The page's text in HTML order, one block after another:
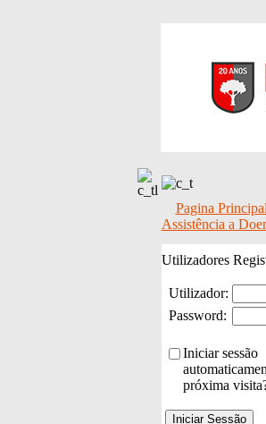
Pagina Principal
Assistência a
Utilizadores
Utilizador:
Password:
Iniciar sessão
próxima